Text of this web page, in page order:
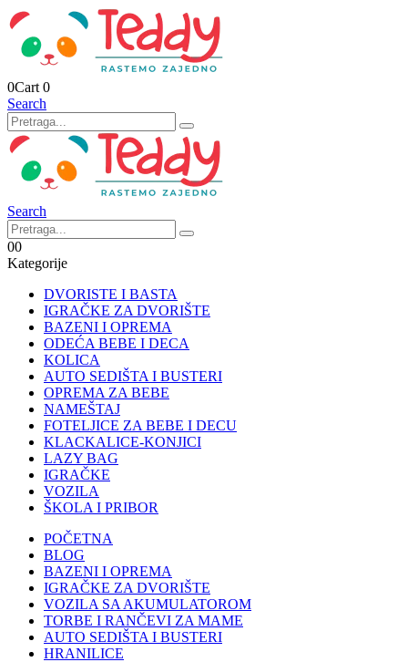
0Cart 0
Search
Search
00
Kategorije
DVORISTE I BASTA
IGRAČKE ZA DVORIŠTE
BAZENI I OPREMA
ODEĆA BEBE I DECA
KOLICA
AUTO SEDIŠTA I BUSTERI
OPREMA ZA BEBE
NAMEŠTAJ
FOTELJICE ZA BEBE I DECU
KLACKALICE-KONJICI
LAZY BAG
IGRAČKE
VOZILA
ŠKOLA I PRIBOR
POČETNA
BLOG
BAZENI I OPREMA
IGRAČKE ZA DVORIŠTE
VOZILA SA AKUMULATOROM
TORBE I RANČEVI ZA MAME
AUTO SEDIŠTA I BUSTERI
HRANILICE